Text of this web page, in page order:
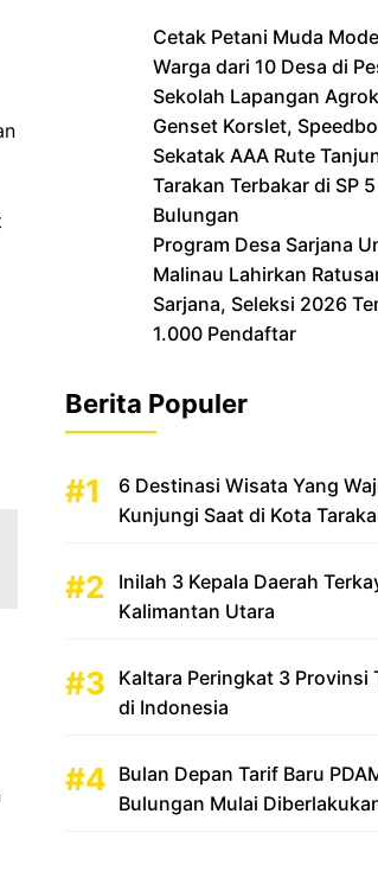
Cetak Petani Muda
Warga dari 10 Desa di
Sekolah Lapangan
‎Genset Korslet,
Sekatak AAA Rute
Tarakan Terbakar di SP 5
Bulungan
‎Program Desa Sarjana
Malinau Lahirkan
Sarjana, Seleksi 2026
1.000 Pendaftar
Berita Populer
6 Destinasi Wisata Yang
Kunjungi Saat di Kota
Inilah 3 Kepala Daerah
Kalimantan Utara
Kaltara Peringkat 3 Provinsi
di Indonesia
Bulan Depan Tarif Baru
Bulungan Mulai